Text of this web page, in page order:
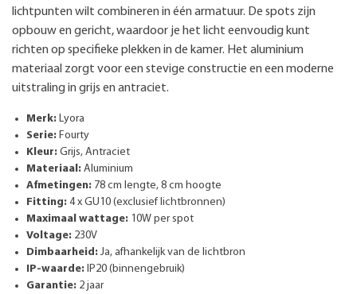
lichtpunten wilt combineren in één armatuur. De spots zijn
opbouw en gericht, waardoor je het licht eenvoudig kunt
richten op specifieke plekken in de kamer. Het aluminium
materiaal zorgt voor een stevige constructie en een moderne
uitstraling in grijs en antraciet.
Merk: Lyora
Serie: Fourty
Kleur: Grijs, Antraciet
Materiaal: Aluminium
Afmetingen: 78 cm lengte, 8 cm hoogte
Fitting: 4 x GU10 (exclusief lichtbronnen)
Maximaal wattage: 10W per spot
Voltage: 230V
Dimbaarheid: Ja, afhankelijk van de lichtbron
IP-waarde: IP20 (binnengebruik)
Garantie: 2 jaar